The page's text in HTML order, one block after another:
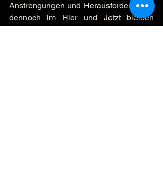
Anstrengungen und Herausforderungen
dennoch im Hier und Jetzt bleiben